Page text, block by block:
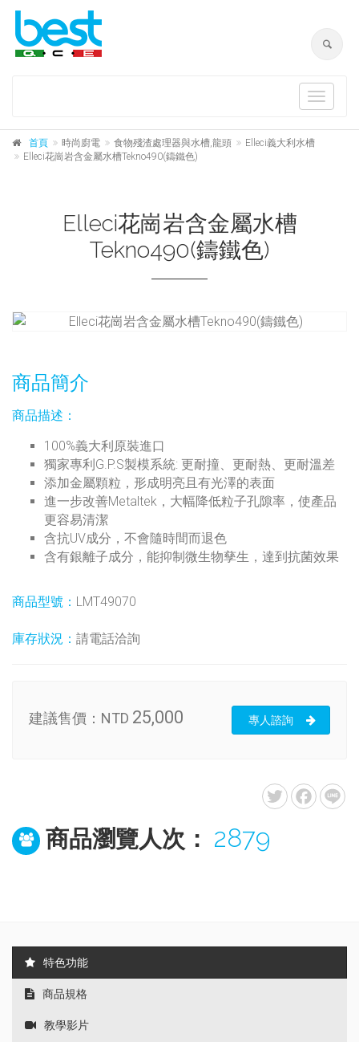
Toggle
首頁 時尚廚電 食物殘渣處理器與水槽,龍頭
Elleci義大利水槽
Elleci花崗岩含金屬水槽Tekno490(鑄鐵色)
Elleci花崗岩含金屬水槽
Tekno490(鑄鐵色)
商品簡介
商品描述：
100%義大利原裝進口
獨家專利G.P.S製模系統: 更耐撞、更耐熱、更耐溫差
添加金屬顆粒，形成明亮且有光澤的表面
進一步改善Metaltek，大幅降低粒子孔隙率，使產品
更容易清潔
含抗UV成分，不會隨時間而退色
含有銀離子成分，能抑制微生物孳生，達到抗菌效果
商品型號： LMT49070
庫存狀況： 請電話洽詢
建議售價： NTD 25,000 專人諮詢
商品瀏覽人次： 2879
特色功能
商品規格
教學影片